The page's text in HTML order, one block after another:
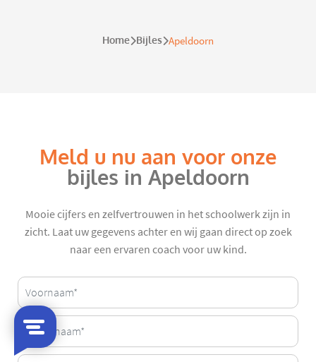
Home Bijles Apeldoorn
Meld u nu aan voor onze
bijles in Apeldoorn
Mooie cijfers en zelfvertrouwen in het schoolwerk zijn in
zicht. Laat uw gegevens achter en wij gaan direct op zoek
naar een ervaren coach voor uw kind.